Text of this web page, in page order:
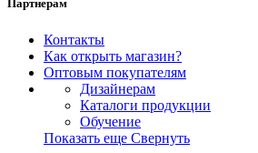
Партнерам
Контакты
Как открыть магазин?
Оптовым покупателям
Дизайнерам
Каталоги продукции
Обучение
Показать еще Свернуть